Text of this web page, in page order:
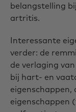
belangstelling
artritis.
Interessante
verder: de
de verlaging
bij hart- en
eigenschappen,
eigenschappen